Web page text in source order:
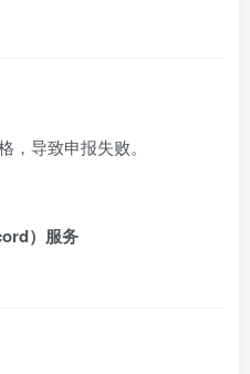
，导致申报失败。
）服务